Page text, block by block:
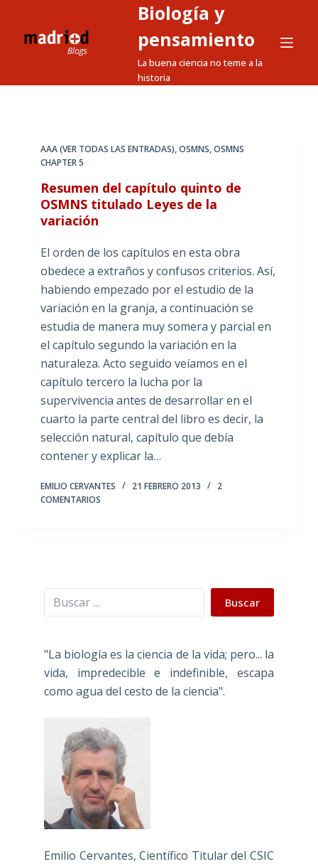
a
Biología y
pensamiento
La buena ciencia no teme a la
historia
AAA (VER TODAS LAS ENTRADAS),OSMNS,OSMNS
CHAPTER 5
Resumen del capítulo quinto de
OSMNS titulado Leyes de la
variación
El orden de los capítulos en esta obra
obedece a extraños y confusos criterios. Así,
habiendo empezado por el estudio de la
variación en la granja, a continuación se
estudia de manera muy somera y parcial en
el capítulo segundo la variación en la
naturaleza. Acto seguido veíamos en el
capítulo tercero la lucha por la
supervivencia antes de desarrollar en el
cuarto la parte central del libro es decir, la
selección natural, capítulo que debía
contener y explicar la…
EMILIO CERVANTES 21 FEBRERO 2013
2
COMENTARIOS
Buscar Buscar
"La biología es la ciencia de la vida; pero... la
vida, impredecible e indefinible, escapa
como agua del cesto de la ciencia".
Emilio Cervantes, Científico Titular del CSIC